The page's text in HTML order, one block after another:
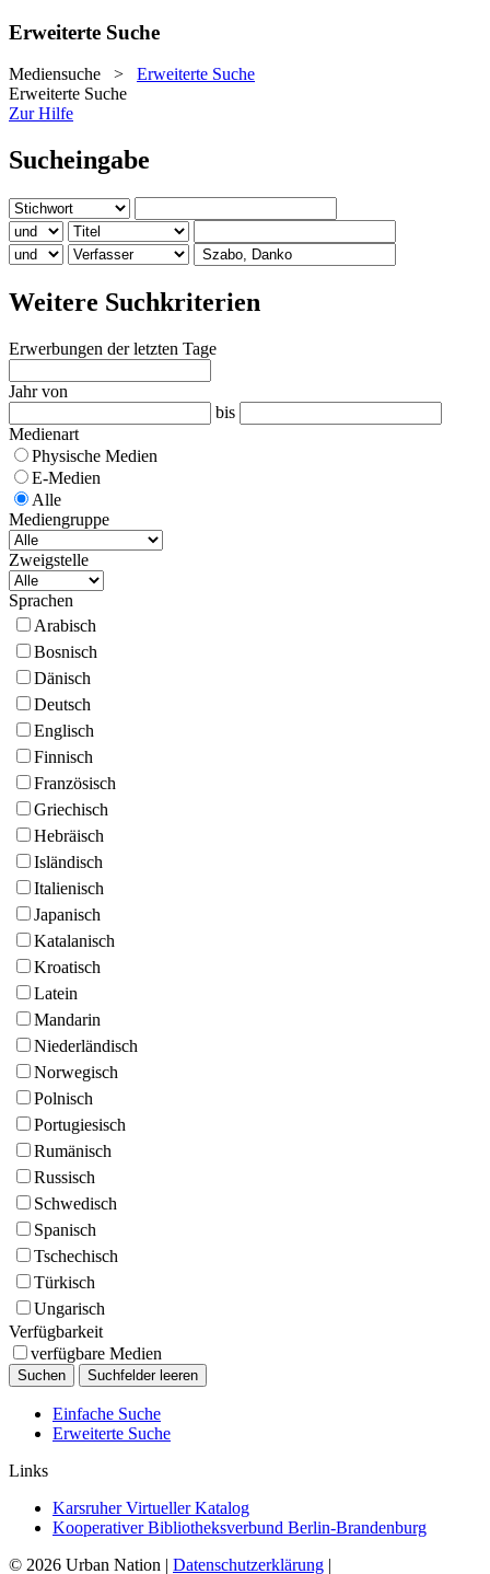
Erweiterte Suche
Mediensuche > Erweiterte Suche
Erweiterte Suche
Zur Hilfe
Sucheingabe
Weitere Suchkriterien
Erwerbungen der letzten Tage
Jahr von
bis
Medienart
Physische Medien
E-Medien
Alle
Mediengruppe
Zweigstelle
Sprachen
Arabisch
Bosnisch
Dänisch
Deutsch
Englisch
Finnisch
Französisch
Griechisch
Hebräisch
Isländisch
Italienisch
Japanisch
Katalanisch
Kroatisch
Latein
Mandarin
Niederländisch
Norwegisch
Polnisch
Portugiesisch
Rumänisch
Russisch
Schwedisch
Spanisch
Tschechisch
Türkisch
Ungarisch
Verfügbarkeit
verfügbare Medien
Einfache Suche
Erweiterte Suche
Links
Karsruher Virtueller Katalog
Kooperativer Bibliotheksverbund Berlin-Brandenburg
© 2026 Urban Nation | Datenschutzerklärung |